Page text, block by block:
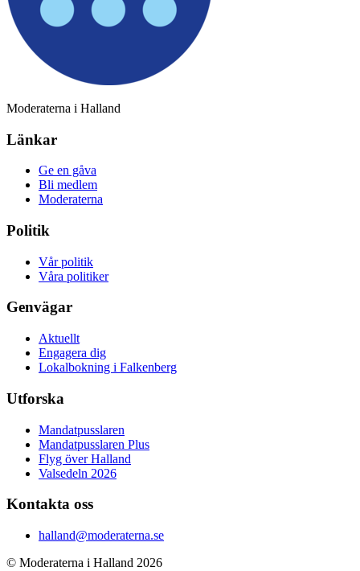
Moderaterna i Halland
Länkar
Ge en gåva
Bli medlem
Moderaterna
Politik
Vår politik
Våra politiker
Genvägar
Aktuellt
Engagera dig
Lokalbokning i Falkenberg
Utforska
Mandatpusslaren
Mandatpusslaren Plus
Flyg över Halland
Valsedeln 2026
Kontakta oss
halland@moderaterna.se
© Moderaterna i Halland 2026